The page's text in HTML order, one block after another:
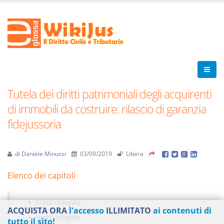
Tutela dei diritti patrimoniali degli acquirenti
di immobili da costruire: rilascio di garanzia
fidejussoria
di Daniele Minussi 03/09/2019 Libera
Elenco dei capitoli
Prassi collegate
News collegate
ACQUISTA ORA l'accesso ILLIMITATO ai contenuti di
tutto il sito!